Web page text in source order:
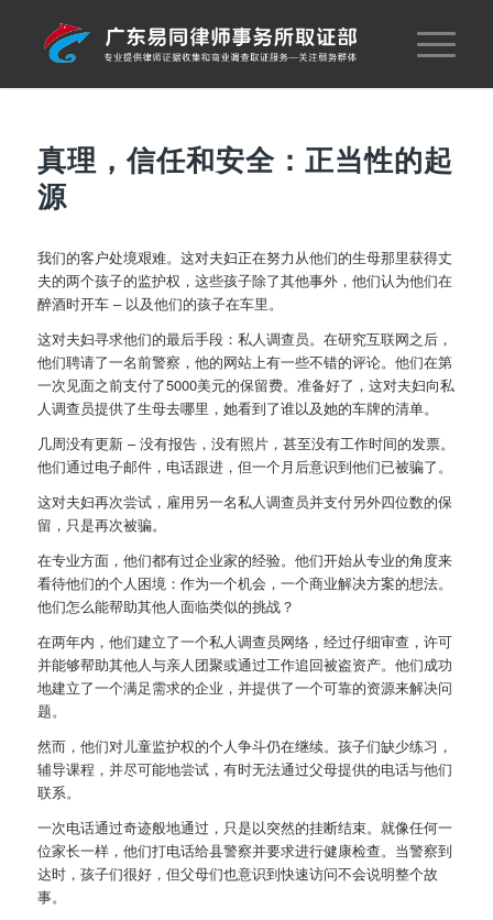
真理，信任和安全：正当性的起
源
我们的客户处境艰难。这对夫妇正在努力从他们的生母那里获得丈
夫的两个孩子的监护权，这些孩子除了其他事外，他们认为他们在
醉酒时开车 – 以及他们的孩子在车里。
这对夫妇寻求他们的最后手段：私人调查员。在研究互联网之后，
他们聘请了一名前警察，他的网站上有一些不错的评论。他们在第
一次见面之前支付了5000美元的保留费。准备好了，这对夫妇向私
人调查员提供了生母去哪里，她看到了谁以及她的车牌的清单。
几周没有更新 – 没有报告，没有照片，甚至没有工作时间的发票。
他们通过电子邮件，电话跟进，但一个月后意识到他们已被骗了。
这对夫妇再次尝试，雇用另一名私人调查员并支付另外四位数的保
留，只是再次被骗。
在专业方面，他们都有过企业家的经验。他们开始从专业的角度来
看待他们的个人困境：作为一个机会，一个商业解决方案的想法。
他们怎么能帮助其他人面临类似的挑战？
在两年内，他们建立了一个私人调查员网络，经过仔细审查，许可
并能够帮助其他人与亲人团聚或通过工作追回被盗资产。他们成功
地建立了一个满足需求的企业，并提供了一个可靠的资源来解决问
题。
然而，他们对儿童监护权的个人争斗仍在继续。孩子们缺少练习，
辅导课程，并尽可能地尝试，有时无法通过父母提供的电话与他们
联系。
一次电话通过奇迹般地通过，只是以突然的挂断结束。就像任何一
位家长一样，他们打电话给县警察并要求进行健康检查。当警察到
达时，孩子们很好，但父母们也意识到快速访问不会说明整个故
事。